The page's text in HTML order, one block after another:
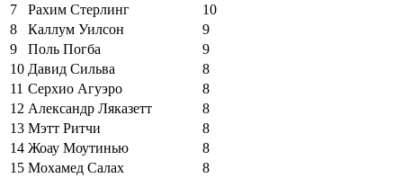
7
Рахим Стерлинг
10
8
Каллум Уилсон
9
9
Поль Погба
9
10 Давид Сильва
8
11 Серхио Агуэро
8
12 Александр Ляказетт
8
13 Мэтт Ритчи
8
14 Жоау Моутинью
8
15 Мохамед Салах 8